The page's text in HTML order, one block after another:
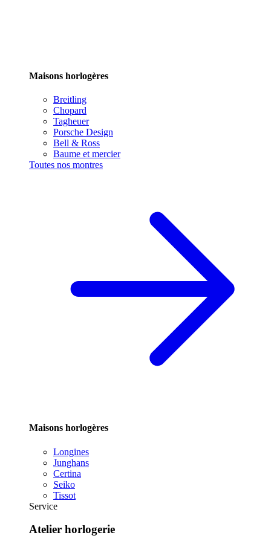
Maisons horlogères
Breitling
Chopard
Tagheuer
Porsche Design
Bell & Ross
Baume et mercier
Toutes nos montres
Maisons horlogères
Longines
Junghans
Certina
Seiko
Tissot
Service
Atelier horlogerie